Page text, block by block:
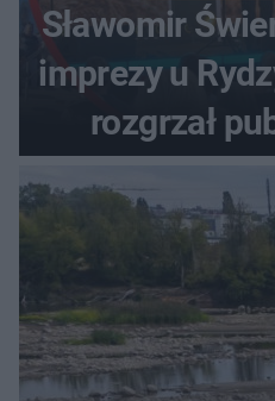
Sławomir
imprezy u
rozgrzał